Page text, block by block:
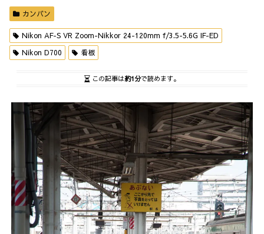
カンバン
Nikon AF-S VR Zoom-Nikkor 24-120mm f/3.5-5.6G IF-ED
Nikon D700
看板
この記事は約1分で読めます。